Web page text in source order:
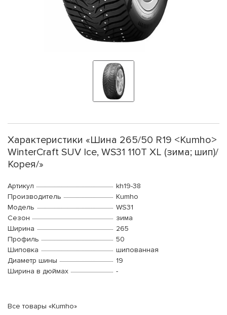
Характеристики «Шина 265/50 R19 <Kumho>
WinterCraft SUV Ice, WS31 110T XL (зима; шип)/
Корея/»
Артикул
kh19-38
Производитель
Kumho
Модель
WS31
Сезон
зима
Ширина
265
Профиль
50
Шиповка
шипованная
Диаметр шины
19
Ширина в дюймах
-
Все товары «Kumho»